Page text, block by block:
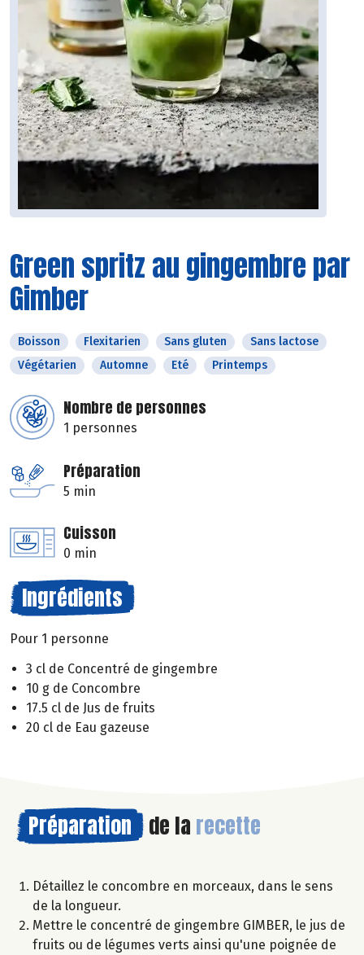
Green spritz au gingembre par
Gimber
Boisson Flexitarien Sans gluten
Sans lactose
Végétarien
Automne Eté Printemps
Nombre de personnes
1 personnes
Préparation
5 min
Cuisson
0 min
Ingrédients
Pour 1 personne
3 cl de Concentré de gingembre
10 g de Concombre
17.5 cl de Jus de fruits
20 cl de Eau gazeuse
Préparation de la recette
Détaillez le concombre en morceaux, dans le sens
de la longueur.
Mettre le concentré de gingembre GIMBER, le jus de
fruits ou de légumes verts ainsi qu'une poignée de